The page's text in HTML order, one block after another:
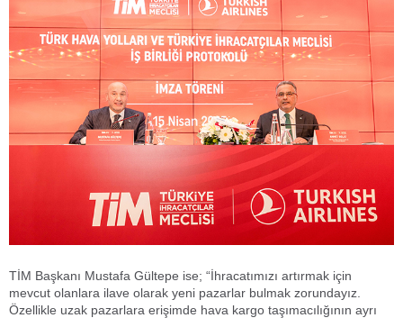
TİM Başkanı Mustafa Gültepe ise; “İhracatımızı artırmak için
mevcut olanlara ilave olarak yeni pazarlar bulmak zorundayız.
Özellikle uzak pazarlara erişimde hava kargo taşımacılığının ayrı